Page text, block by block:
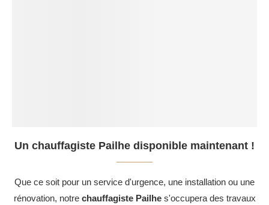
Un chauffagiste Pailhe disponible maintenant !
Que ce soit pour un service d'urgence, une installation ou une
rénovation, notre chauffagiste Pailhes'occupera des travaux